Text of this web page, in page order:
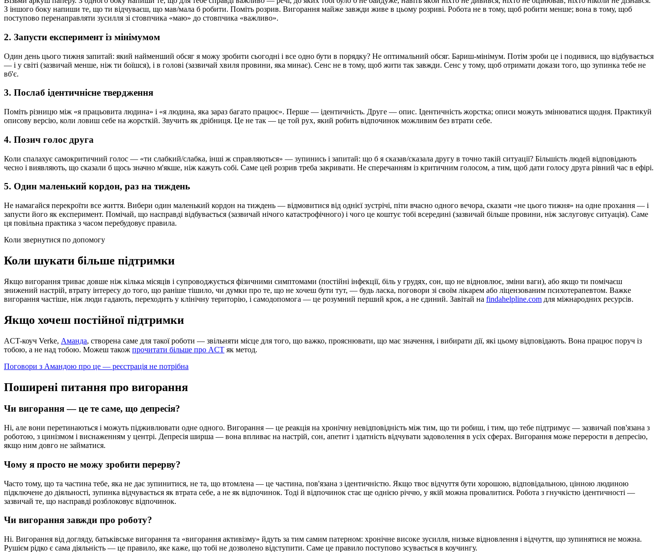
З іншого боку напиши те, що ти відчуваєш, що мав/мала б робити. Поміть розрив. Вигорання майже завжди живе в цьому розриві. Робота не в тому, щоб робити менше; вона в тому, щоб
поступово перенаправляти зусилля зі стовпчика «маю» до стовпчика «важливо».
2. Запусти експеримент із мінімумом
Один день цього тижня запитай: який найменший обсяг я можу зробити сьогодні і все одно бути в порядку? Не оптимальний обсяг. Бариш-мінімум. Потім зроби це і подивися, що відбувається
— і у світі (зазвичай менше, ніж ти боїшся), і в голові (зазвичай хвиля провини, яка минає). Сенс не в тому, щоб жити так завжди. Сенс у тому, щоб отримати докази того, що зупинка тебе не
вб'є.
3. Послаб ідентичнісне твердження
Поміть різницю між «я працьовита людина» і «я людина, яка зараз багато працює». Перше — ідентичність. Друге — опис. Ідентичність жорстка; описи можуть змінюватися щодня. Практикуй
описову версію, коли ловиш себе на жорсткій. Звучить як дрібниця. Це не так — це той рух, який робить відпочинок можливим без втрати себе.
4. Позич голос друга
Коли спалахує самокритичний голос — «ти слабкий/слабка, інші ж справляються» — зупинись і запитай: що б я сказав/сказала другу в точно такій ситуації? Більшість людей відповідають
чесно і виявляють, що сказали б щось значно м'якше, ніж кажуть собі. Саме цей розрив треба закривати. Не сперечанням із критичним голосом, а тим, щоб дати голосу друга рівний час в ефірі.
5. Один маленький кордон, раз на тиждень
Не намагайся перекроїти все життя. Вибери один маленький кордон на тиждень — відмовитися від однієї зустрічі, піти вчасно одного вечора, сказати «не цього тижня» на одне прохання — і
запусти його як експеримент. Помічай, що насправді відбувається (зазвичай нічого катастрофічного) і чого це коштує тобі всередині (зазвичай більше провини, ніж заслуговує ситуація). Саме
ця повільна практика з часом перебудовує правила.
Коли звернутися по допомогу
Коли шукати більше підтримки
Якщо вигорання триває довше ніж кілька місяців і супроводжується фізичними симптомами (постійні інфекції, біль у грудях, сон, що не відновлює, зміни ваги), або якщо ти помічаєш
знижений настрій, втрату інтересу до того, що раніше тішило, чи думки про те, що не хочеш бути тут, — будь ласка, поговори зі своїм лікарем або ліцензованим психотерапевтом. Важке
вигорання частіше, ніж люди гадають, переходить у клінічну територію, і самодопомога — це розумний перший крок, а не єдиний. Завітай на findahelpline.com для міжнародних ресурсів.
Якщо хочеш постійної підтримки
ACT-коуч Verke, Аманда, створена саме для такої роботи — звільняти місце для того, що важко, прояснювати, що має значення, і вибирати дії, які цьому відповідають. Вона працює поруч із
тобою, а не над тобою. Можеш також прочитати більше про ACT як метод.
Поговори з Амандою про це — реєстрація не потрібна
Поширені питання про вигорання
Чи вигорання — це те саме, що депресія?
Ні, але вони перетинаються і можуть підживлювати одне одного. Вигорання — це реакція на хронічну невідповідність між тим, що ти робиш, і тим, що тебе підтримує — зазвичай пов'язана з
роботою, з цинізмом і виснаженням у центрі. Депресія ширша — вона впливає на настрій, сон, апетит і здатність відчувати задоволення в усіх сферах. Вигорання може перерости в депресію,
якщо ним довго не займатися.
Чому я просто не можу зробити перерву?
Часто тому, що та частина тебе, яка не дає зупинитися, не та, що втомлена — це частина, пов'язана з ідентичністю. Якщо твоє відчуття бути хорошою, відповідальною, цінною людиною
підключене до діяльності, зупинка відчувається як втрата себе, а не як відпочинок. Тоді й відпочинок стає ще однією річчю, у якій можна провалитися. Робота з гнучкістю ідентичності —
зазвичай те, що насправді розблоковує відпочинок.
Чи вигорання завжди про роботу?
Ні. Вигорання від догляду, батьківське вигорання та «вигорання активізму» йдуть за тим самим патерном: хронічне високе зусилля, низьке відновлення і відчуття, що зупинятися не можна.
Рушієм рідко є сама діяльність — це правило, яке каже, що тобі не дозволено відступити. Саме це правило поступово зсувається в коучингу.